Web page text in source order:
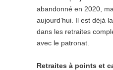
abandonné en 2020,
aujourd’hui. Il est déjà
dans les retraites
avec le patronat.
Retraites à points et